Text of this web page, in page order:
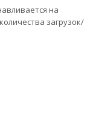
на
загрузок/